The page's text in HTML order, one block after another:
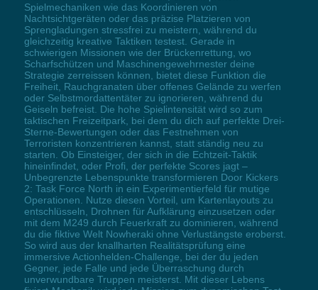
Spielmechaniken wie das Koordinieren von
Nachtsichtgeräten oder das präzise Platzieren von
Sprengladungen stressfrei zu meistern, während du
gleichzeitig kreative Taktiken testest. Gerade in
schwierigen Missionen wie der Brückenrettung, wo
Scharfschützen und Maschinengewehrnester deine
Strategie zerreissen können, bietet diese Funktion die
Freiheit, Rauchgranaten über offenes Gelände zu werfen
oder Selbstmordattentäter zu ignorieren, während du
Geiseln befreist. Die hohe Spielintensität wird so zum
taktischen Freizeitpark, bei dem du dich auf perfekte Drei-
Sterne-Bewertungen oder das Festnehmen von
Terroristen konzentrieren kannst, statt ständig neu zu
starten. Ob Einsteiger, der sich in die Echtzeit-Taktik
hineinfindet, oder Profi, der perfekte Scores jagt –
Unbegrenzte Lebenspunkte transformieren Door Kickers
2: Task Force North in ein Experimentierfeld für mutige
Operationen. Nutze diesen Vorteil, um Kartenlayouts zu
entschlüsseln, Drohnen für Aufklärung einzusetzen oder
mit dem M249 durch Feuerkraft zu dominieren, während
du die fiktive Welt Nowheraki ohne Verlustängste eroberst.
So wird aus der knallharten Realitätsprüfung eine
immersive Actionhelden-Challenge, bei der du jeden
Gegner, jede Falle und jede Überraschung durch
unverwundbare Truppen meisterst. Mit dieser Lebens